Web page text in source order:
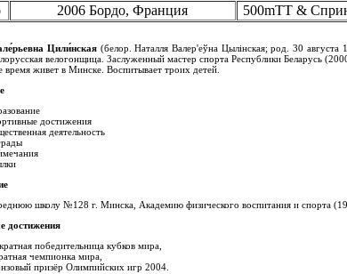
2006 Бордо, Франция 500mTT &
Цили́нская(белор.Наталля Валер'еўна Цылінская; род. 30 августа
велогонщица. Заслуженный мастер спорта Республики Беларусь
время живет в Минске. Воспитывает троих детей.
достижения
деятельность
школу №128 г. Минска, Академию физического воспитания и спорта
достижения
победительница кубков мира,
чемпионка мира,
призёр Олимпийских игр 2004.